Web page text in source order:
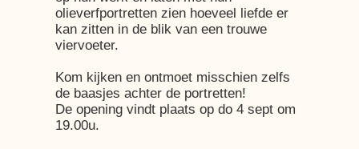
olieverfportretten zien hoeveel liefde er
kan zitten in de blik van een trouwe
viervoeter.
Kom kijken en ontmoet misschien zelfs
de baasjes achter de portretten!
De opening vindt plaats op do 4 sept om
19.00u.